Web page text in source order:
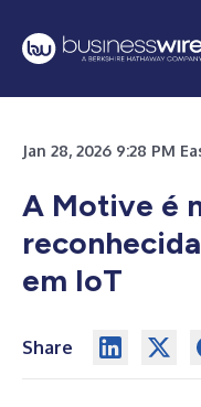
Jan 28, 2026 9:28 PM
A Motive é
em IoT
Share